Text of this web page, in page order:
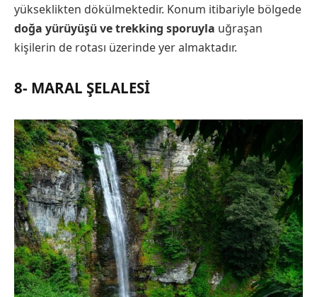
yükseklikten dökülmektedir. Konum itibariyle bölgede
doğa yürüyüşü ve trekking sporuyla uğraşan
kişilerin de rotası üzerinde yer almaktadır.
8- MARAL ŞELALESI